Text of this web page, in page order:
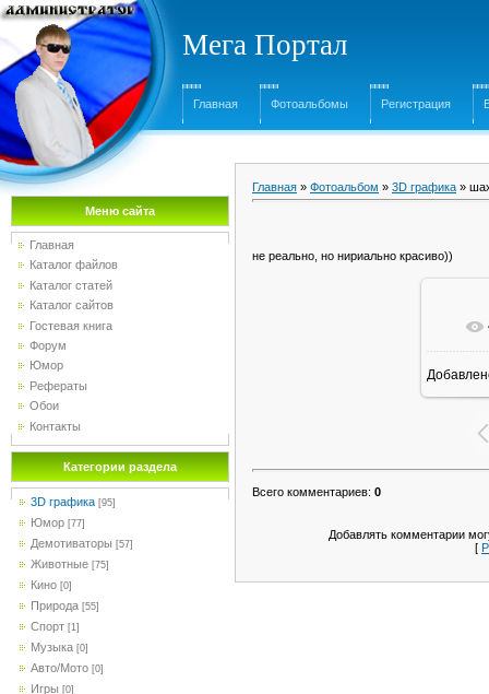
Мега Портал
Главная Фотоальбомы Регистрация
Меню сайта
Главная
Каталог файлов
Каталог статей
Каталог сайтов
Гостевая книга
Форум
Юмор
Рефераты
Обои
Контакты
Категории раздела
3D графика [95]
Юмор [77]
Демотиваторы [57]
Животные [75]
Кино [0]
Природа [55]
Спорт [1]
Музыка [0]
Авто/Мото [0]
Игры [0]
Главная » Фотоальбом » 3D графика »
не реально, но нириально красиво))
Всего комментариев: 0
Добавлять комментарии
[